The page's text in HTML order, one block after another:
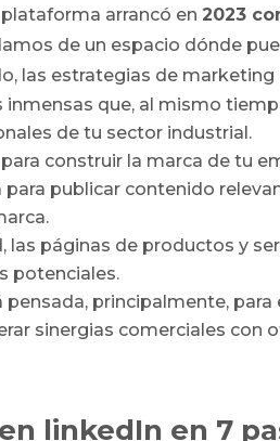
arrancó en 2023
de un espacio dónde
las estrategias de
inmensas que, al mismo
de tu sector industrial.
construir la marca de tu
publicar contenido
las páginas de productos y
potenciales.
principalmente, para
sinergias comerciales con
linkedIn en 7